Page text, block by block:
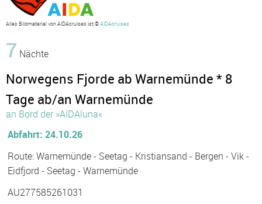
Alles Bildmaterial von AIDAcruises ist ©AIDAcruises
7 Nächte
Norwegens Fjorde ab Warnemünde * 8
Tage ab/an Warnemünde
an Bord der »AIDAluna«
Abfahrt: 24.10.26
Route: Warnemünde - Seetag - Kristiansand - Bergen - Vik -
Eidfjord - Seetag - Warnemünde
AU277585261031